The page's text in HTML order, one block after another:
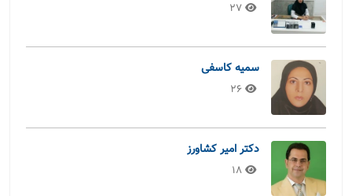
27
سمیه کاسفی
26
دکتر امیر کشاورز
18